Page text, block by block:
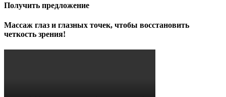
Получить предложение
Массаж глаз и глазных точек, чтобы восстановить
четкость зрения!